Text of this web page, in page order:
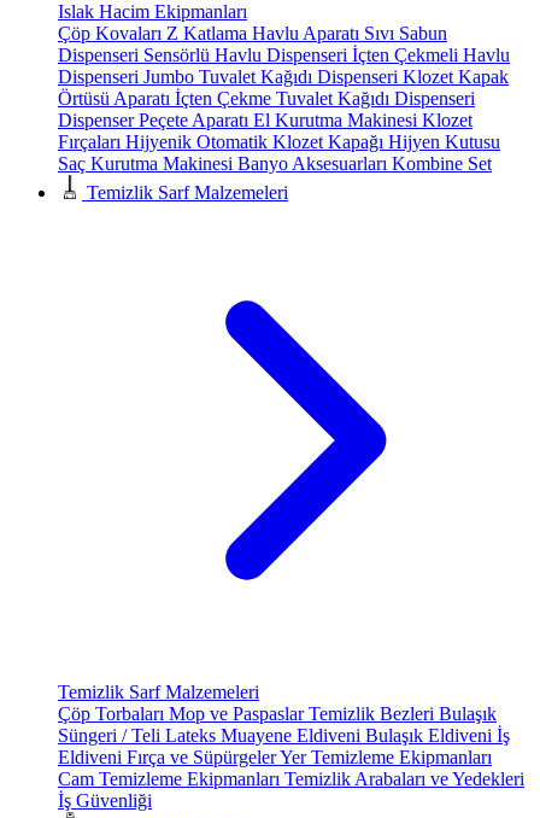
Islak Hacim Ekipmanları
Çöp Kovaları Z Katlama Havlu Aparatı Sıvı Sabun
Dispenseri Sensörlü Havlu Dispenseri İçten Çekmeli Havlu
Dispenseri Jumbo Tuvalet Kağıdı Dispenseri Klozet Kapak
Örtüsü Aparatı İçten Çekme Tuvalet Kağıdı Dispenseri
Dispenser Peçete Aparatı El Kurutma Makinesi Klozet
Fırçaları Hijyenik Otomatik Klozet Kapağı Hijyen Kutusu
Saç Kurutma Makinesi Banyo Aksesuarları Kombine Set
Temizlik Sarf Malzemeleri
Temizlik Sarf Malzemeleri
Çöp Torbaları Mop ve PaspaslarTemizlik Bezleri Bulaşık
Süngeri / Teli Lateks Muayene Eldiveni Bulaşık Eldiveni İş
Eldiveni Fırça ve SüpürgelerYer Temizleme Ekipmanları
Cam Temizleme Ekipmanları Temizlik Arabaları ve Yedekleri
İş Güvenliği